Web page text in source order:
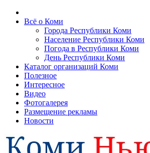
Всё о Коми
Города Республики Коми
Население Республики Коми
Погода в Республики Коми
День Республики Коми
Каталог организаций Коми
Полезное
Интересное
Видео
Фотогалерея
Размещение рекламы
Новости